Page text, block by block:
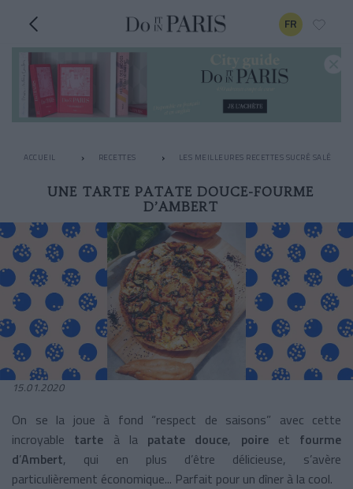
FR
ACCUEIL RECETTES LES MEILLEURES RECETTES SUCRÉ SALÉ
UNE TARTE PATATE DOUCE-FOURME
D’AMBERT
15.01.2020
On se la joue à fond “respect de saisons” avec cette
incroyable tarte à la patate douce, poireet fourme
d’Ambert, qui en plus d’être délicieuse, s’avère
particulièrement économique... Parfait pour un dîner à la cool.